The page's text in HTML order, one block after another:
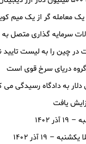
سرمایه ‌گذاری متصل به ارز
دریای سرخ قوی است
یافت
۱۴۰۲
– ۱۹ آذر ۱۴۰۲